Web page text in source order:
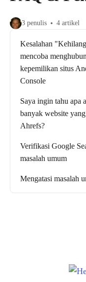
3 penulis 4 artikel
Kesalahan
mencoba
kepemilikan situs
Console
Saya ingin tahu apa
banyak website
Ahrefs?
Verifikasi Google
masalah umum
Mengatasi masalah